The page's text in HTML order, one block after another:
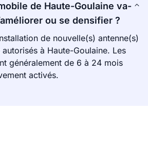
de Haute-Goulaine va-
ou se densifier ?
de nouvelle(s) antenne(s)
à Haute-Goulaine. Les
généralement de 6 à 24 mois
activés.